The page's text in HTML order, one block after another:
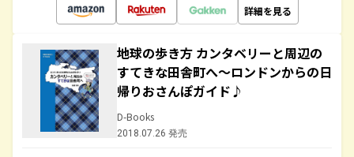
詳細を見る
地球の歩き方 カンタベリーと周辺の
すてきな田舎町へ～ロンドンからの日
帰りおさんぽガイド♪
D-Books
2018.07.26 発売